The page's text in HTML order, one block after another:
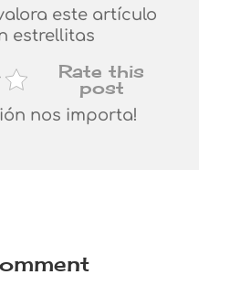
este artículo
estrellitas
Rate this
post
nos importa!